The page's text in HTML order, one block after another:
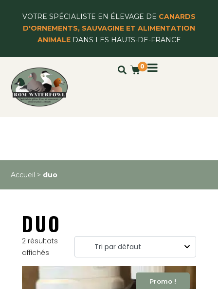
VOTRE SPÉCIALISTE EN ÉLEVAGE DE CANARDS
D'ORNEMENTS, SAUVAGINE ET ALIMENTATION
ANIMALEDANS LES HAUTS-DE-FRANCE
0
Accueil > duo
DUO
2 résultats
affichés
Promo !